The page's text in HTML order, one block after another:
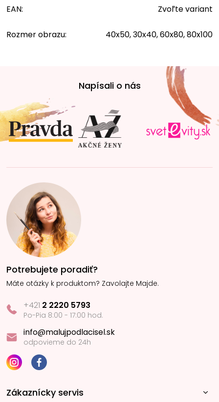
EAN: Zvoľte variant
Rozmer obrazu: 40x50, 30x40, 60x80, 80x100
t
i
e
Napísali o nás
Potrebujete poradiť?
Máte otázky k produktom? Zavolajte Majde.
+421 2 2220 5793
Po-Pia 8:00 - 17:00 hod.
info@malujpodlacisel.sk
odpovieme do 24h
Zákaznícky servis